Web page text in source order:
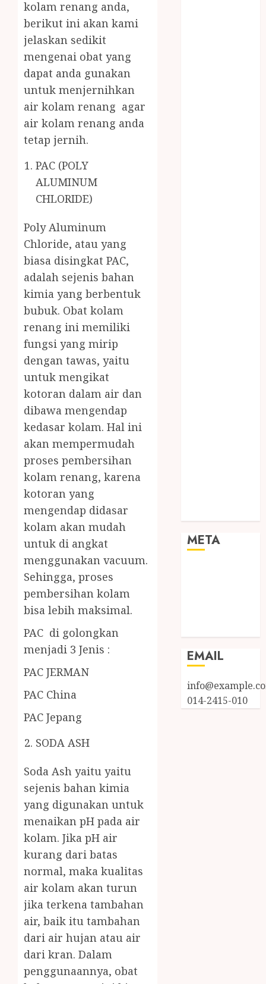
kolam renang anda,
berikut ini akan kami
jelaskan sedikit
mengenai obat yang
dapat anda gunakan
untuk menjernihkan
air kolam renang agar
air kolam renang anda
tetap jernih.
PAC (POLY
ALUMINUM
CHLORIDE)
Poly Aluminum
Chloride, atau yang
biasa disingkat PAC,
adalah sejenis bahan
kimia yang berbentuk
bubuk. Obat kolam
renang ini memiliki
fungsi yang mirip
dengan tawas, yaitu
untuk mengikat
kotoran dalam air dan
dibawa mengendap
kedasar kolam. Hal ini
akan mempermudah
proses pembersihan
kolam renang, karena
kotoran yang
mengendap didasar
kolam akan mudah
untuk di angkat
menggunakan vacuum.
Sehingga, proses
pembersihan kolam
bisa lebih maksimal.
PAC di golongkan
menjadi 3 Jenis :
PAC JERMAN
PAC China
PAC Jepang
SODA ASH
Soda Ash yaitu yaitu
sejenis bahan kimia
yang digunakan untuk
menaikan pH pada air
kolam. Jika pH air
kurang dari batas
normal, maka kualitas
air kolam akan turun
jika terkena tambahan
air, baik itu tambahan
dari air hujan atau air
dari kran. Dalam
penggunaannya, obat
META
EMAIL
014-2415-010